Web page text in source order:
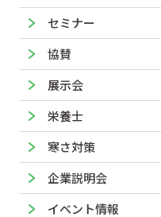
セミナー
協賛
展示会
栄養士
寒さ対策
企業説明会
イベント情報